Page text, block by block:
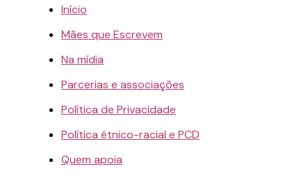
Início
Mães que Escrevem
Na mídia
Parcerias e associações
Política de Privacidade
Política étnico-racial e PCD
Quem apoia